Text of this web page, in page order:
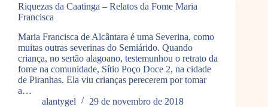
Riquezas da Caatinga – Relatos da Fome Maria
Francisca
Maria Francisca de Alcântara é uma Severina, como
muitas outras severinas do Semiárido. Quando
criança, no sertão alagoano, testemunhou o retrato da
fome na comunidade, Sítio Poço Doce 2, na cidade
de Piranhas. Ela viu crianças perecerem por tomar
a…
alantygel
29 de novembro de 2018